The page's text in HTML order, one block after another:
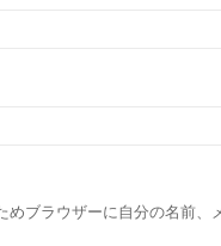
ブラウザーに自分の名前、